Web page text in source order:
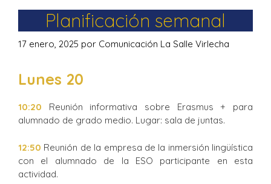
Planificación semanal
17 enero, 2025 por Comunicación La Salle Virlecha
Lunes 20
10:20 Reunión informativa sobre Erasmus + para
alumnado de grado medio. Lugar: sala de juntas.
12:50 Reunión de la empresa de la inmersión lingüística
con el alumnado de la ESO participante en esta
actividad.